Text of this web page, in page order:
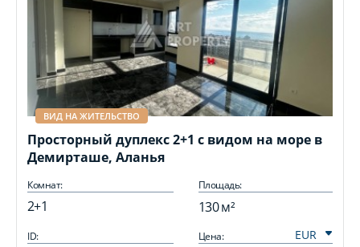
ВИД НА ЖИТЕЛЬСТВО
Просторный дуплекс 2+1 с видом на море в
Демирташе, Аланья
Комнат:
2+1
Площадь:
130 м²
ID: Цена: